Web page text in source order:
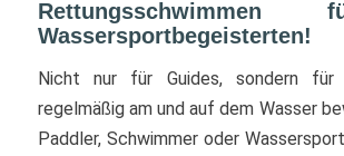
Wassersportbegeisterten!
Nicht nur für Guides, sondern
regelmäßig am und auf dem Wasser
Paddler, Schwimmer oder